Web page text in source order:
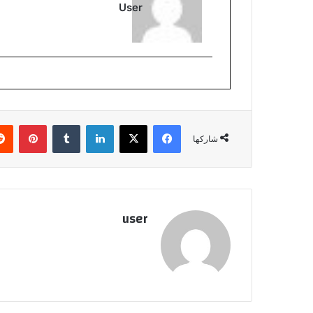
User
شاركها
فيسبوك ‫X لينكدإن
user